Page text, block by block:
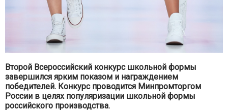
Второй Всероссийский конкурс школьной формы
завершился ярким показом и награждением
победителей. Конкурс проводится Минпромторгом
России в целях популяризации школьной формы
российского производства.